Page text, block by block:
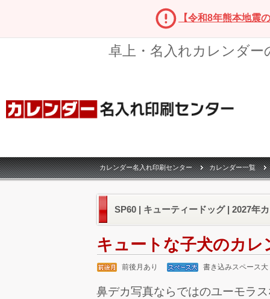
【令和8年熊本地震
卓上・名入れカレンダ
カレンダー名入れ印刷センター カレンダー一覧
SP60 | キューティードッグ | 2027年
キュートな子犬のカレ
前後月あり 書き込みスペース大
鼻デカ写真ならではのユーモラ